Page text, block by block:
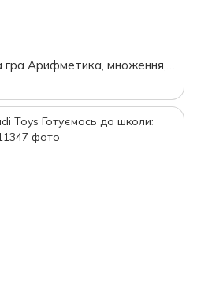
Настільна математична гра Арифметика, множення, ділення, додавання, в коробці